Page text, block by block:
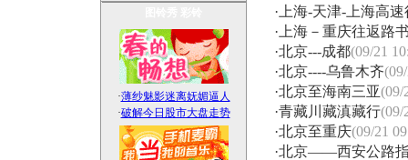
·薄纱魅影迷离妩媚逼人
·破解今日股市大盘走势
· 上海-天津-上海高
· 上海－重庆往返路
·北京---成都(09/21
·北京----乌鲁木齐
·北京至海南三亚(09/
·青藏川藏滇藏行(09/
·北京至重庆(09/21
·北京――西安公路